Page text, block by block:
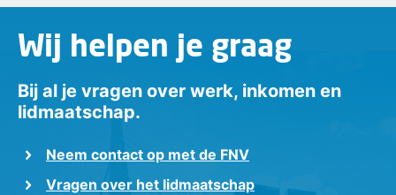
Wij helpen je graag
Bij al je vragen over werk, inkomen en
lidmaatschap.
Neem contact op met de FNV
Vragen over het lidmaatschap